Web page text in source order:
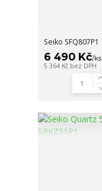
Seiko SFQ807P1
6 490 Kč/ks
5 364 Kč bez DPH